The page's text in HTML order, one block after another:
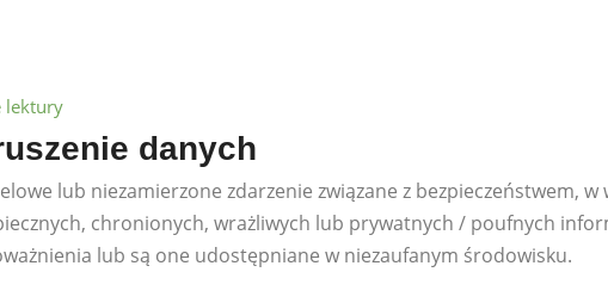
lektury
danych
lub niezamierzone zdarzenie związane z bezpieczeństwem, w
chronionych, wrażliwych lub prywatnych / poufnych
lub są one udostępniane w niezaufanym środowisku.